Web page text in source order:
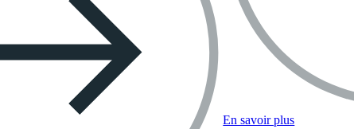
En savoir plus